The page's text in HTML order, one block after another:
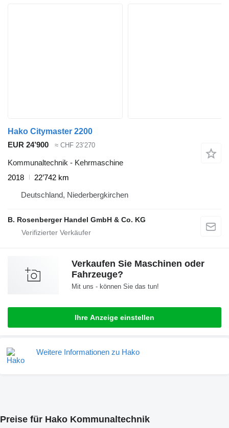
Hako Citymaster 2200
EUR 24’900
≈ CHF 23’270
Kommunaltechnik - Kehrmaschine
2018
22’742 km
Deutschland, Niederbergkirchen
B. Rosenberger Handel GmbH & Co. KG
Verkaufen Sie Maschinen oder
Fahrzeuge?
Mit uns - können Sie das tun!
Ihre Anzeige einstellen
Weitere Informationen zu Hako
Preise für Hako Kommunaltechnik